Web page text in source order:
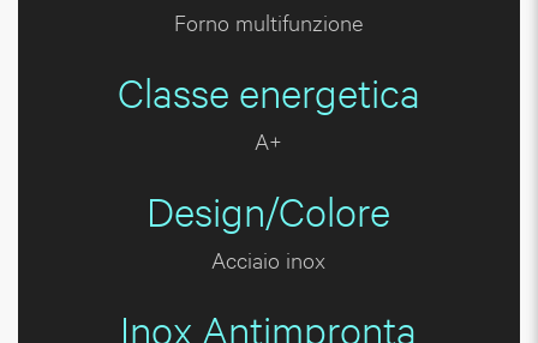
Forno multifunzione
Classe energetica
A+
Design/Colore
Acciaio inox
Inox Antimpronta